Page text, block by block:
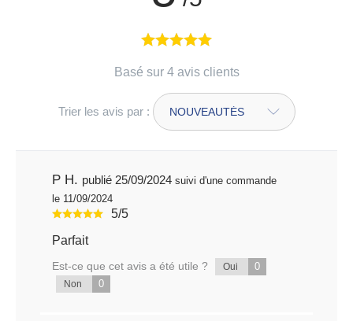
Basé sur 4 avis clients
Trier les avis par :
P H. publié 25/09/2024 suivi d'une commande
le 11/09/2024
5/5
Parfait
Est-ce que cet avis a été utile ? Oui 0
Non 0